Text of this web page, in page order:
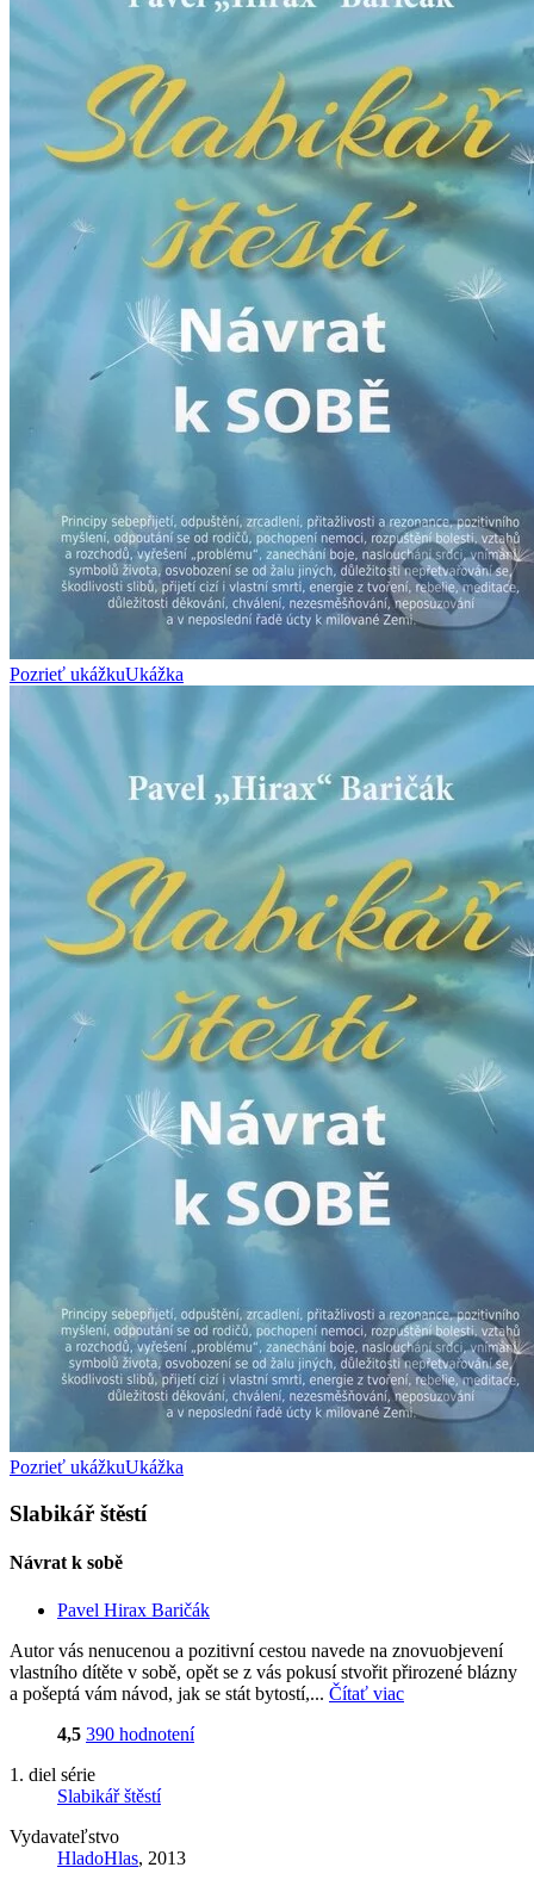
Pozrieť ukážkuUkážka
Pozrieť ukážkuUkážka
Slabikář štěstí
Návrat k sobě
Pavel Hirax Baričák
Autor vás nenucenou a pozitivní cestou navede na znovuobjevení
vlastního dítěte v sobě, opět se z vás pokusí stvořit přirozené blázny
a pošeptá vám návod, jak se stát bytostí,... Čítať viac
4,5 390 hodnotení
1. diel série
Slabikář štěstí
Vydavateľstvo
HladoHlas, 2013